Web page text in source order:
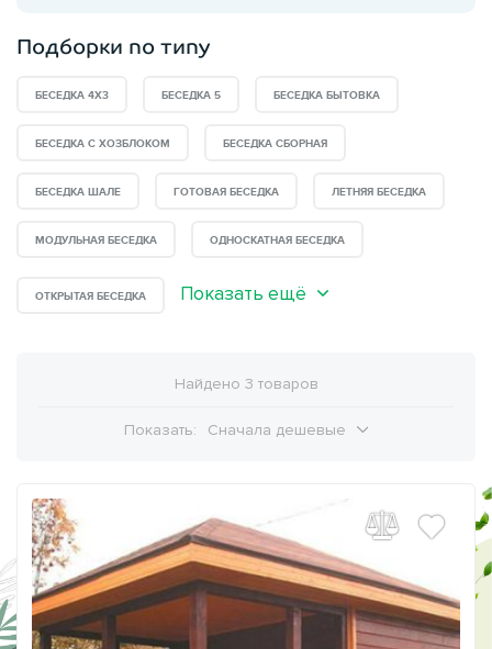
Подборки по типу
БЕСЕДКА 4X3 БЕСЕДКА 5 БЕСЕДКА БЫТОВКА
БЕСЕДКА С ХОЗБЛОКОМ БЕСЕДКА СБОРНАЯ
БЕСЕДКА ШАЛЕ ГОТОВАЯ БЕСЕДКА ЛЕТНЯЯ БЕСЕДКА
МОДУЛЬНАЯ БЕСЕДКА ОДНОСКАТНАЯ БЕСЕДКА
ОТКРЫТАЯ БЕСЕДКА Показать ещё
Найдено 3 товаров
Показать: Сначала дешевые